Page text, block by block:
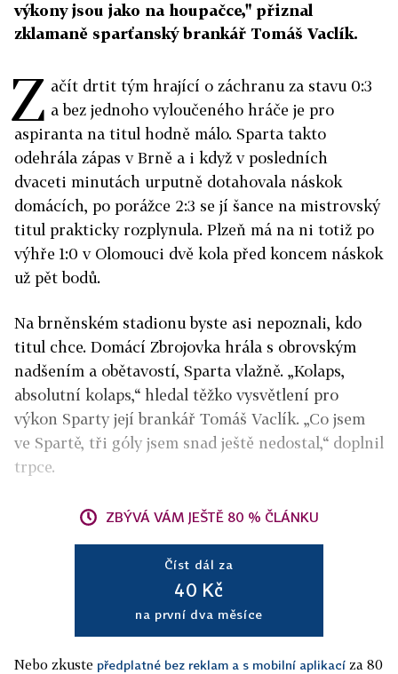
výkony jsou jako na houpačce," přiznal
zklamaně sparťanský brankář Tomáš Vaclík.
Z ačít drtit tým hrající o záchranu za stavu 0:3
a bez jednoho vyloučeného hráče je pro
aspiranta na titul hodně málo. Sparta takto
odehrála zápas v Brně a i když v posledních
dvaceti minutách urputně dotahovala náskok
domácích, po porážce 2:3 se jí šance na mistrovský
titul prakticky rozplynula. Plzeň má na ni totiž po
výhře 1:0 v Olomouci dvě kola před koncem náskok
už pět bodů.
Na brněnském stadionu byste asi nepoznali, kdo
titul chce. Domácí Zbrojovka hrála s obrovským
nadšením a obětavostí, Sparta vlažně. „Kolaps,
absolutní kolaps,“ hledal těžko vysvětlení pro
výkon Sparty její brankář Tomáš Vaclík. „Co jsem
ve Spartě, tři góly jsem snad ještě nedostal,“ doplnil
trpce.
ZBÝVÁ VÁM JEŠTĚ 80 % ČLÁNKU
Číst dál za
40 Kč
na první dva měsíce
Nebo zkuste předplatné bez reklam a s mobilní aplikací za 80